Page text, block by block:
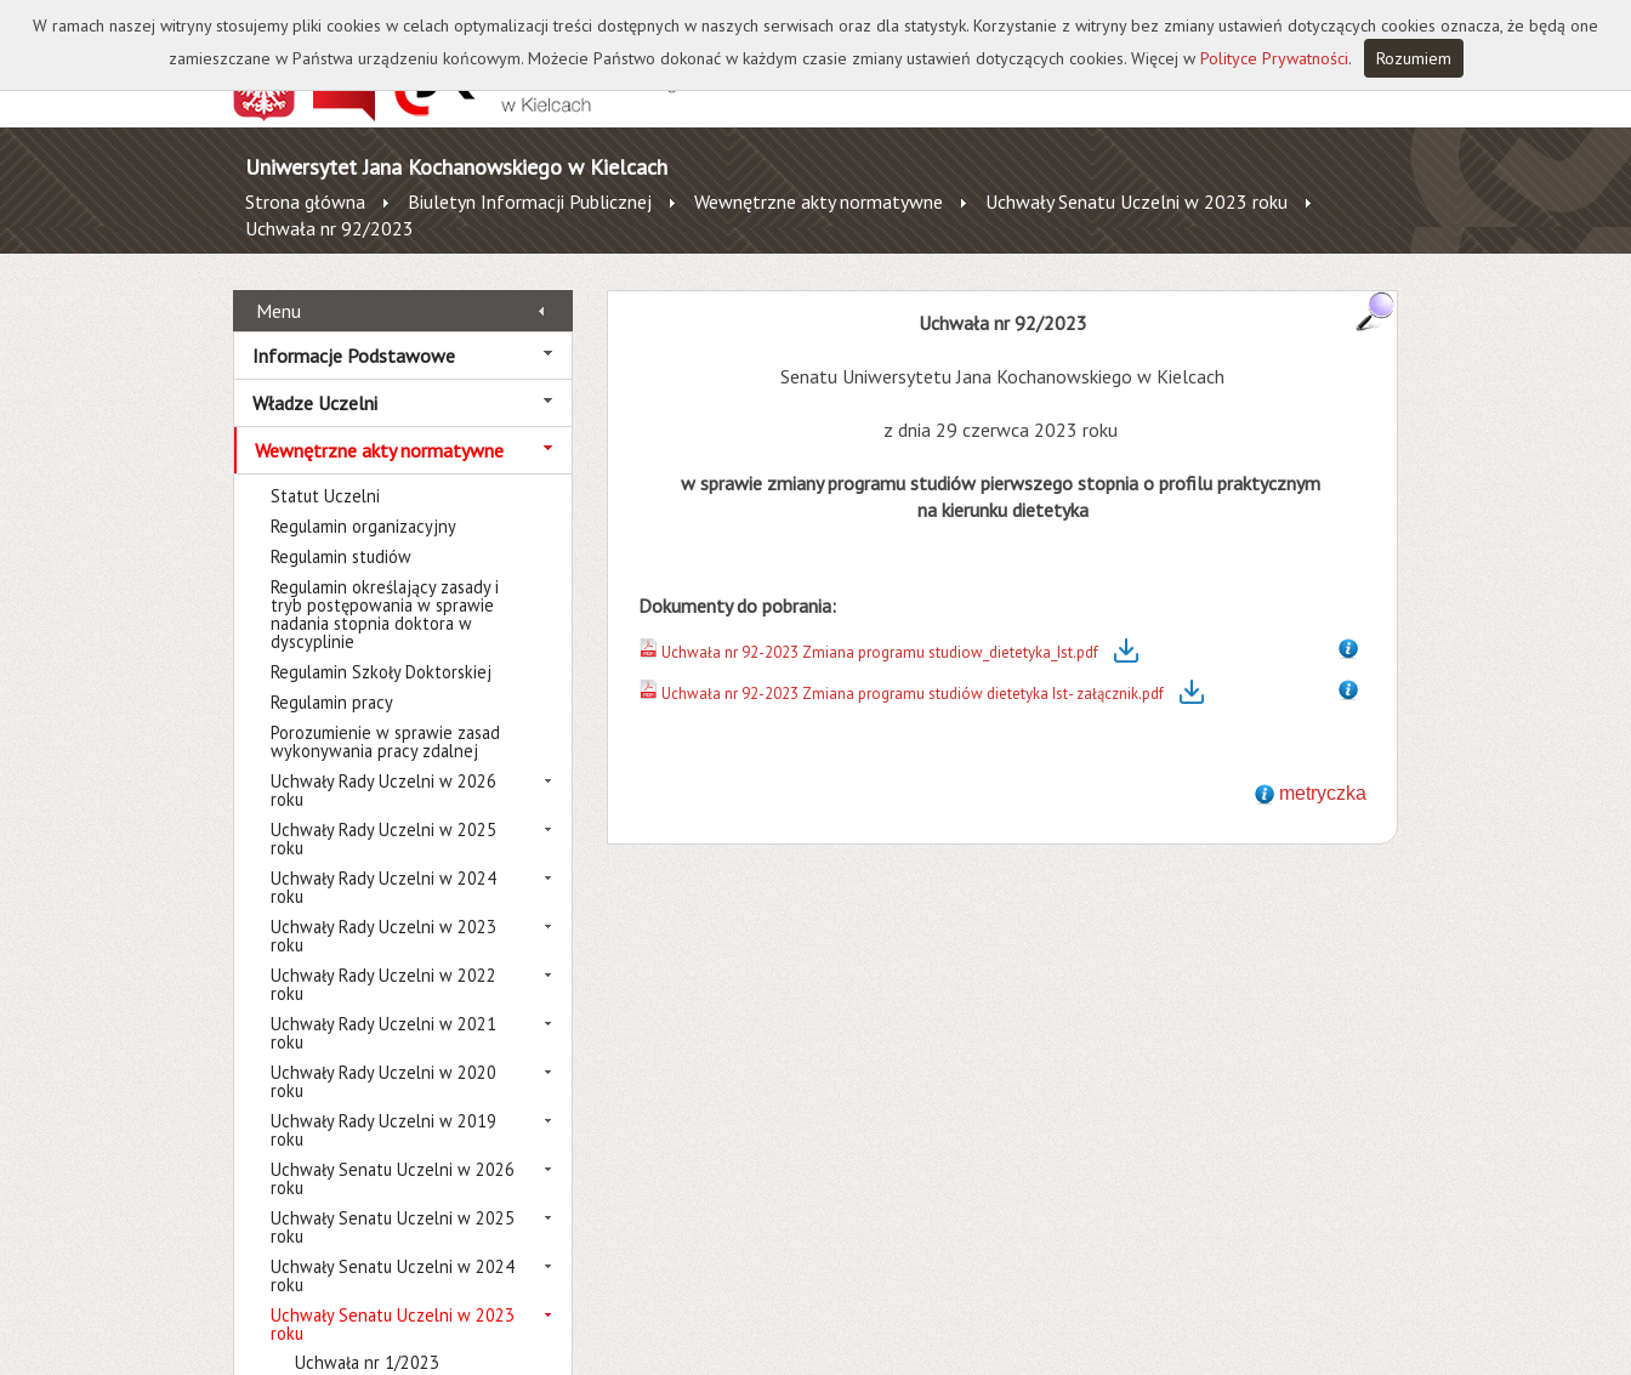
Kontakt Biblioteka Wydawnictwo Wirtualna Uczelnia A A A A
Uniwersytet Jana Kochanowskiego w Kielcach
Strona główna Biuletyn Informacji Publicznej Wewnętrzne akty normatywne
Uchwały Senatu Uczelni w 2023 roku
Uchwała nr 92/2023
Menu
Informacje Podstawowe
Władze Uczelni
Wewnętrzne akty normatywne
Statut Uczelni
Regulamin organizacyjny
Regulamin studiów
Regulamin określający zasady i
tryb postępowania w sprawie
nadania stopnia doktora w
dyscyplinie
Regulamin Szkoły Doktorskiej
Regulamin pracy
Porozumienie w sprawie zasad
wykonywania pracy zdalnej
Uchwały Rady Uczelni w 2026
roku
Uchwały Rady Uczelni w 2025
roku
Uchwały Rady Uczelni w 2024
roku
Uchwały Rady Uczelni w 2023
roku
Uchwały Rady Uczelni w 2022
roku
Uchwały Rady Uczelni w 2021
roku
Uchwały Rady Uczelni w 2020
roku
Uchwały Rady Uczelni w 2019
roku
Uchwały Senatu Uczelni w 2026
roku
Uchwały Senatu Uczelni w 2025
roku
Uchwały Senatu Uczelni w 2024
roku
Uchwały Senatu Uczelni w 2023
roku
Uchwała nr 1/2023
Uchwała nr 92/2023
Senatu Uniwersytetu Jana Kochanowskiego w Kielcach
z dnia 29 czerwca 2023 roku
w sprawie zmiany programu studiów pierwszego stopnia o profilu praktycznym
na kierunku dietetyka
Dokumenty do pobrania:
Uchwała nr 92-2023 Zmiana programu studiow_dietetyka_Ist.pdf
Uchwała nr 92-2023 Zmiana programu studiów dietetyka Ist- załącznik.pdf
metryczka
W ramach naszej witryny stosujemy pliki cookies w celach optymalizacji treści dostępnych w naszych serwisach oraz dla statystyk. Korzystanie z witryny bez zmiany ustawień dotyczących cookies oznacza, że będą one
zamieszczane w Państwa urządzeniu końcowym. Możecie Państwo dokonać w każdym czasie zmiany ustawień dotyczących cookies. Więcej w Polityce Prywatności. Rozumiem